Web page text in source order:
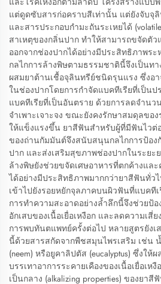
แต่ดูดซับสารก่อคราบสีเท่านั้น แต่ยังจับจุ
และสารประกอบกำมะถันระเหยได้
สาเหตุของกลิ่นปาก ทำให้สามารถขจัดตั
ออกจากช่องปากได้อย่างมีประสิทธิภาพร
กลไกการล้างพิษตามธรรมชาตินี้จึงเป็นท
ผสมยาต้านเชื้อจุลินทรีย์ชนิดรุนแรง ซึ่งอ
ในช่องปากโดยการกำจัดแบคทีเรียที่เป็น
แบคทีเรียที่เป็นอันตราย ด้วยการลดจำนว
จำเพาะเจาะจง ขณะยังคงรักษาสมดุลขอ
ให้แข็งแรงขึ้น ยาสีฟันสำหรับผู้ที่มีฟันไวต่
ของถ่านกัมมันต์จึงสนับสนุนกลไกการป้อ
ปาก และส่งเสริมสุขภาพช่องปากในระยะ
ล้างพิษยังช่วยขจัดเศษอาหารที่ตกค้างและ
ได้อย่างมีประสิทธิภาพมากกว่ายาสีฟันทั่ว
เข้าไปยังรอยหยักจุลภาคบนผิวฟันที่แบคที
การทำความสะอาดอย่างล้ำลึกนี้จึงช่วยป้
อักเสบของเนื้อเยื่อเหงือก และลดความเสี่
การพบทันตแพทย์ครั้งต่อไป หลายสูตรยัง
นี้ด้วยสารสกัดจากพืชสมุนไพรเสริม เช่น
(neem) หรือยูคาลิปตัส (eucalyptus) ซึ่งใ
บรรเทาอาการระคายเคืองของเนื้อเยื่อเ
เป็นกลาง (alkalizing properties) ของยา